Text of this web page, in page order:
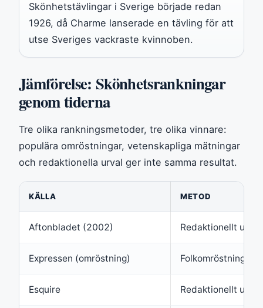
Skönhetstävlingar i Sverige började redan
1926, då Charme lanserade en tävling för att
utse Sveriges vackraste kvinnoben.
Jämförelse: Skönhetsrankningar
genom tiderna
Tre olika rankningsmetoder, tre olika vinnare:
populära omröstningar, vetenskapliga mätningar
och redaktionella urval ger inte samma resultat.
KÄLLA METOD
Aftonbladet (2002) Redaktionellt urval
Expressen (omröstning) Folkomröstning (8
Esquire Redaktionellt urval